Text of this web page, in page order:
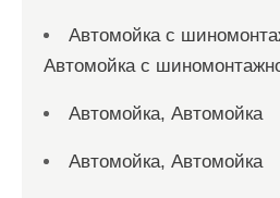
Автомойка с
Автомойка с
Автомойка, Автомойка
Автомойка, Автомойка